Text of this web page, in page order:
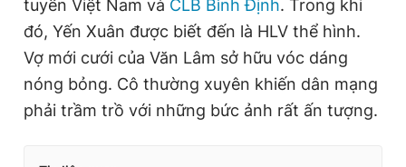
tuyển Việt Nam và CLB Bình Định. Trong khi
đó, Yến Xuân được biết đến là HLV thể hình.
Vợ mới cưới của Văn Lâm sở hữu vóc dáng
nóng bỏng. Cô thường xuyên khiến dân mạng
phải trầm trồ với những bức ảnh rất ấn tượng.